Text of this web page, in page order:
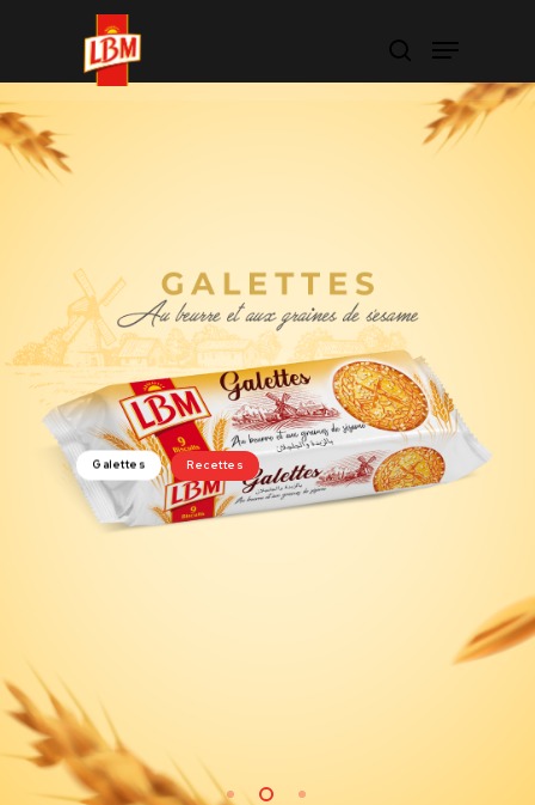
Galettes Recettes